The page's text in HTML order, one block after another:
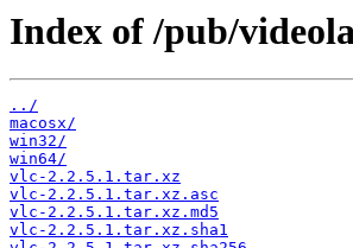
Index of /pub/
../
macosx/
win32/
win64/
vlc-2.2.5.1.tar.xz
vlc-2.2.5.1.tar.xz.asc
vlc-2.2.5.1.tar.xz.md5
vlc-2.2.5.1.tar.xz.sha1